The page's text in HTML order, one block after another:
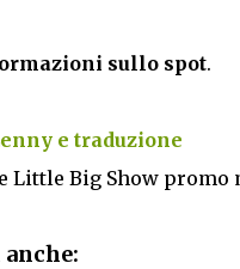
sullo spot.
e traduzione
Little Big Show promo